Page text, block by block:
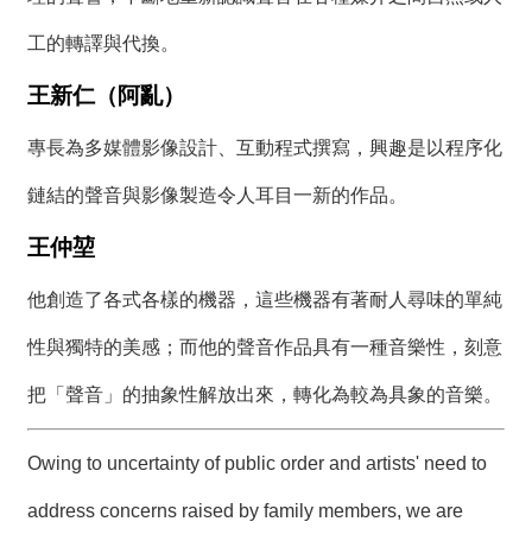
工的轉譯與代換。
王新仁（阿亂）
專長為多媒體影像設計、互動程式撰寫，興趣是以程序化
鏈結的聲音與影像製造令人耳目一新的作品。
王仲堃
他創造了各式各樣的機器，這些機器有著耐人尋味的單純
性與獨特的美感；而他的聲音作品具有一種音樂性，刻意
把「聲音」的抽象性解放出來，轉化為較為具象的音樂。
Owing to uncertainty of public order and artists' need to
address concerns raised by family members, we are